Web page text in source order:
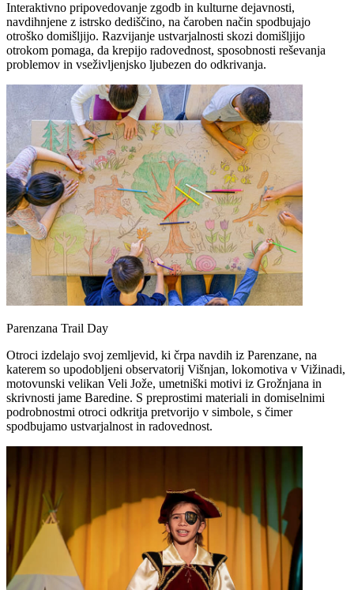
Interaktivno pripovedovanje zgodb in kulturne dejavnosti,
navdihnjene z istrsko dediščino, na čaroben način spodbujajo
otroško domišljijo. Razvijanje ustvarjalnosti skozi domišljijo
otrokom pomaga, da krepijo radovednost, sposobnosti reševanja
problemov in vseživljenjsko ljubezen do odkrivanja.
Parenzana Trail Day
Otroci izdelajo svoj zemljevid, ki črpa navdih iz Parenzane, na
katerem so upodobljeni observatorij Višnjan, lokomotiva v Vižinadi,
motovunski velikan Veli Jože, umetniški motivi iz Grožnjana in
skrivnosti jame Baredine. S preprostimi materiali in domiselnimi
podrobnostmi otroci odkritja pretvorijo v simbole, s čimer
spodbujamo ustvarjalnost in radovednost.